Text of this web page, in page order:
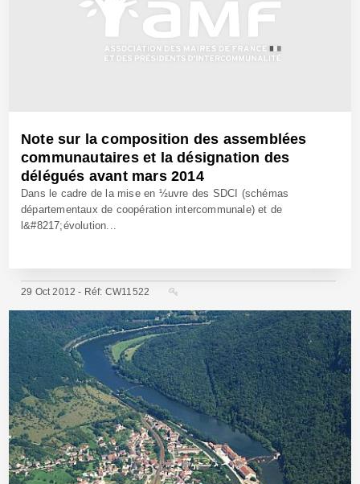
Note sur la composition des assemblées
communautaires et la désignation des
délégués avant mars 2014
Dans le cadre de la mise en ½uvre des SDCI (schémas
départementaux de coopération intercommunale) et de
l&#8217;évolution...
29 Oct 2012 - Réf: CW11522